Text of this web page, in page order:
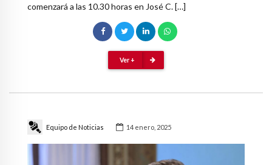
comenzará a las 10.30 horas en José C. […]
Ver +
Equipo de Noticias 14 enero, 2025